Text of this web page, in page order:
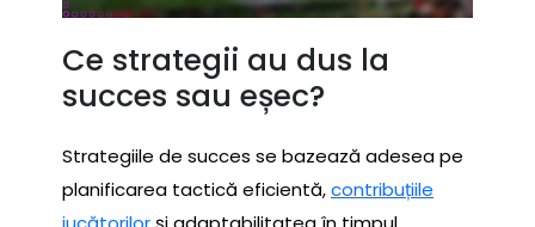
Ce strategii au dus la
succes sau eșec?
Strategiile de succes se bazează adesea pe
planificarea tactică eficientă,contribuțiile